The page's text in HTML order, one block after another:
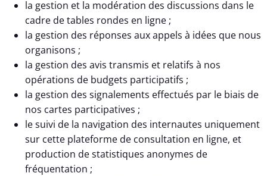
la gestion et la modération des discussions dans le
cadre de tables rondes en ligne ;
la gestion des réponses aux appels à idées que nous
organisons ;
la gestion des avis transmis et relatifs à nos
opérations de budgets participatifs ;
la gestion des signalements effectués par le biais de
nos cartes participatives ;
le suivi de la navigation des internautes uniquement
sur cette plateforme de consultation en ligne, et
production de statistiques anonymes de
fréquentation ;